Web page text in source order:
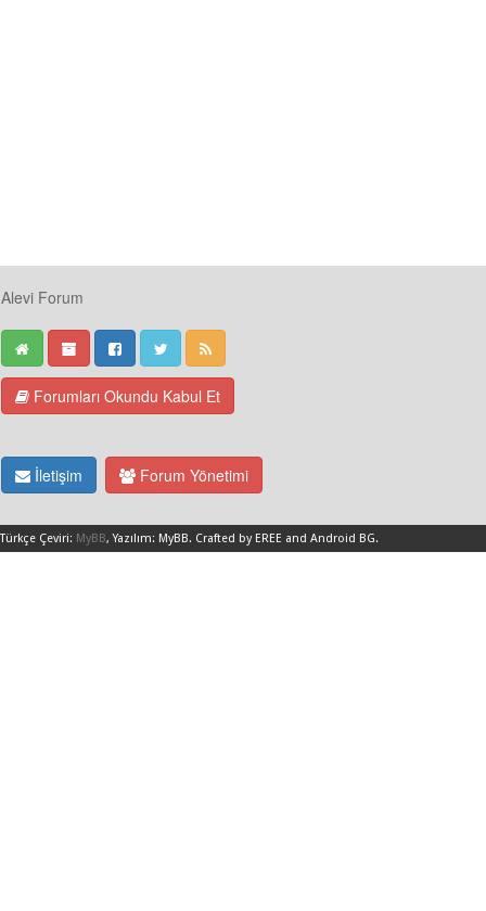
Alevi Forum
Forumları Okundu Kabul Et
İletişim Forum Yönetimi
Türkçe Çeviri: MyBB, Yazılım: MyBB. Crafted by EREE and Android BG.